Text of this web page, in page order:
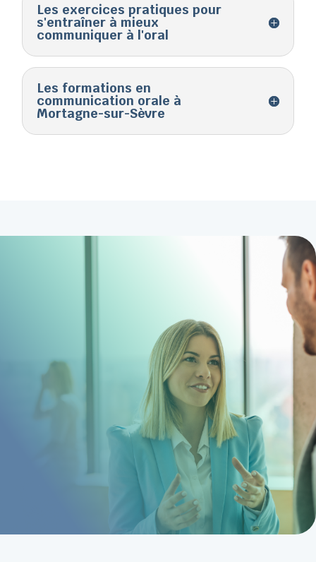
Les exercices pratiques pour
s'entraîner à mieux
communiquer à l'oral
Les formations en
communication orale à
Mortagne-sur-Sèvre